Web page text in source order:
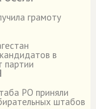
грамоту
в
партии
РО приняли
штабов